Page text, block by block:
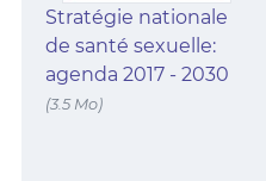
Stratégie nationale
de santé sexuelle:
agenda 2017 - 2030
(3.5 Mo)